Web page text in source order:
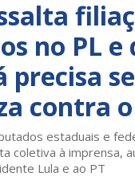
no PL e
precisa
contra o
estaduais e
coletiva à imprensa,
Lula e ao PT